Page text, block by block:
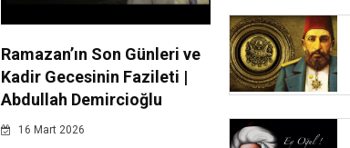
Ramazan’ın Son Günleri ve
Kadir Gecesinin Fazileti |
Abdullah Demircioğlu
16 Mart 2026